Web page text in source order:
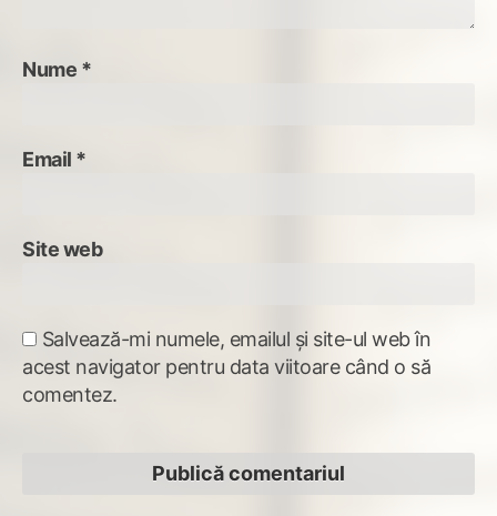
Nume *
Email *
Site web
Salvează-mi numele, emailul și site-ul web în
acest navigator pentru data viitoare când o să
comentez.